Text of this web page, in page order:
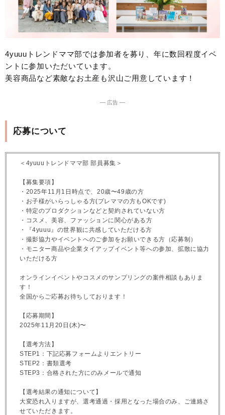
4yuuuトレンドママ部では参加者を募り、年に数回程度イベ
ントに参加いただいています。
美容商品など素敵なお土産も沢山ご用意しています！
― 広告 ―
応募について
＜4yuuuトレンドママ部 部員募集＞
【募集要項】
・2025年11月1日時点で、20歳〜49歳の方
・お子様がいらっしゃる方(プレママの方もOKです)
・特定のプロダクションなどと契約されていない方
・コスメ、美容、ファッションに関心がある方
・『4yuuu』の世界観に共感していただける方
・撮影協力やイベントへのご参加をお願いできる方（応募制）
・モニター商品や企業タイアップイベント等への参加、拡散に協力
いただける方
オンラインイベントやコスメのサンプリングの案件相談もありま
す！
全国からご応募お待ちしております！
【応募期間】
2025年11月20日(木)〜
【選考方法】
STEP1：下記応募フォームよりエントリー
STEP2：書類選考
STEP3：合格された方にのみメールで通知
【選考結果の通知について】
大変恐れ入りますが、選考通過・採用となった場合のみ、ご連絡さ
せていただきます。